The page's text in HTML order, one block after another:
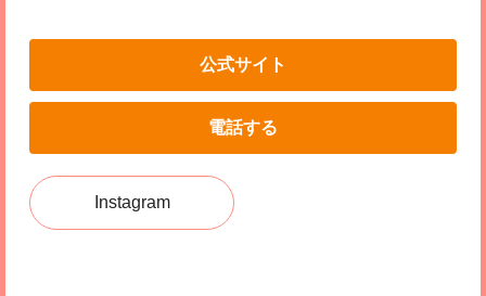
公式サイト
電話する
Instagram